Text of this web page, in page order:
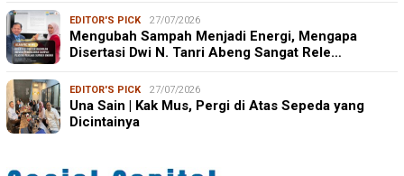
EDITOR'S PICK 27/07/2026
Mengubah Sampah Menjadi Energi, Mengapa
Disertasi Dwi N. Tanri Abeng Sangat Rele…
EDITOR'S PICK 27/07/2026
Una Sain | Kak Mus, Pergi di Atas Sepeda yang
Dicintainya